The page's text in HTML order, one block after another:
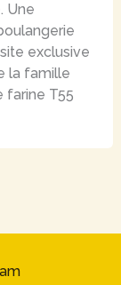
Une
exclusive
la famille
farine T55